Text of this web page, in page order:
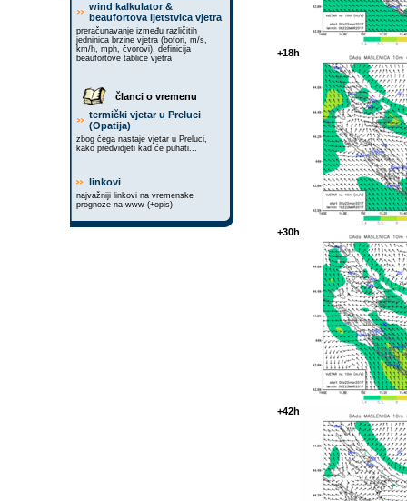
wind kalkulator &
beaufortova ljetstvica vjetra
preračunavanje između različitih
jedninica brzine vjetra (bofori, m/s,
km/h, mph, čvorovi), definicija
beaufortove tablice vjetra
članci o vremenu
termički vjetar u Preluci
(Opatija)
zbog čega nastaje vjetar u Preluci,
kako predvidjeti kad će puhati...
linkovi
najvažniji linkovi na vremenske
prognoze na www (+opis)
+18h
+30h
+42h